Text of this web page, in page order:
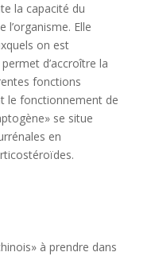
la capacité du
l’organisme. Elle
on est
d’accroître la
fonctions
le fonctionnement de
se situe
en
à prendre dans